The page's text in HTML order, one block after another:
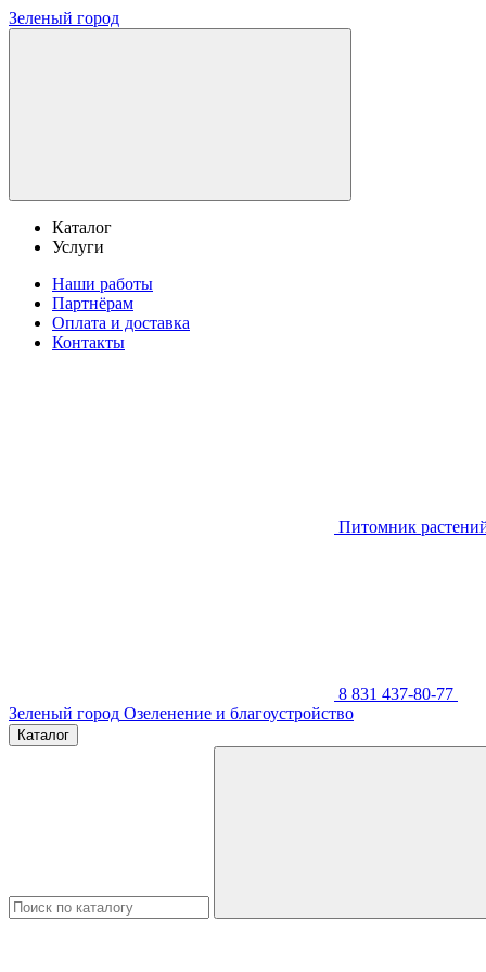
Зеленый город
Каталог
Услуги
Наши работы
Партнёрам
Оплата и доставка
Контакты
Питомник
8 831 437-80-77
Зеленый город Озеленение и благоустройство
Каталог